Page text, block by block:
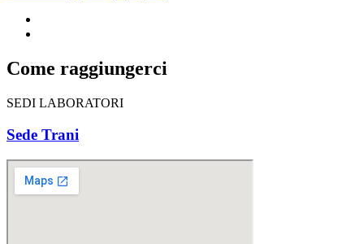
Come raggiungerci
SEDI LABORATORI
Sede Trani